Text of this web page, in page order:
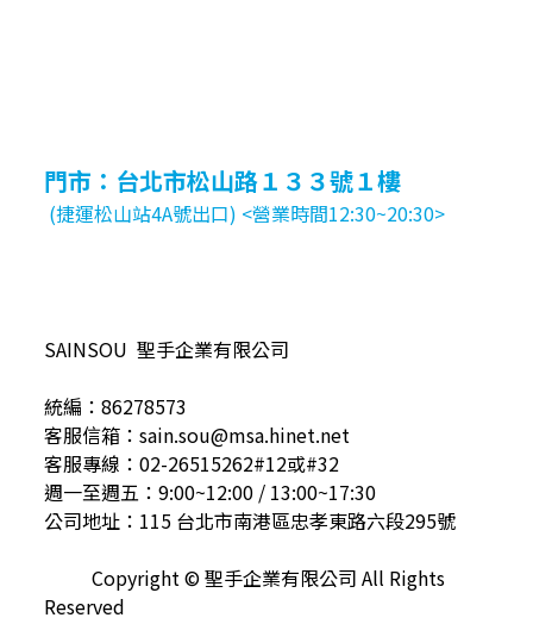
門市：台北市松山路１３３號１樓
(捷運松山站4A號出口) <營業時間12:30~20:30>
SAINSOU 聖手企業有限公司
統編：86278573
客服信箱：sain.sou@msa.hinet.net
客服專線：02-26515262#12或#32
週一至週五：9:00~12:00 / 13:00~17:30
公司地址：115 台北市南港區忠孝東路六段295號
Copyright © 聖手企業有限公司 All Rights
Reserved